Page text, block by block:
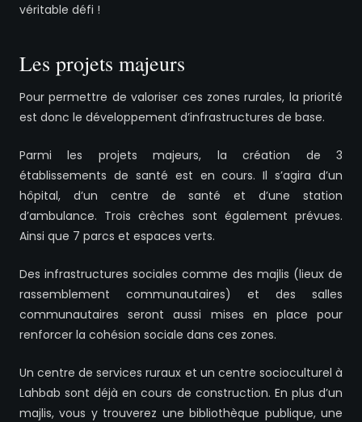
véritable défi !
Les projets majeurs
Pour permettre de valoriser ces zones rurales, la priorité
est donc le développement d’infrastructures de base.
Parmi les projets majeurs, la création de 3
établissements de santé est en cours. Il s’agira d’un
hôpital, d’un centre de santé et d’une station
d’ambulance. Trois crèches sont également prévues.
Ainsi que 7 parcs et espaces verts.
Des infrastructures sociales comme des majlis (lieux de
rassemblement communautaires) et des salles
communautaires seront aussi mises en place pour
renforcer la cohésion sociale dans ces zones.
Un centre de services ruraux et un centre socioculturel à
Lahbab sont déjà en cours de construction. En plus d’un
majlis, vous y trouverez une bibliothèque publique, une